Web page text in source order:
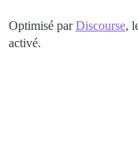
Optimisé parDiscourse,
activé.